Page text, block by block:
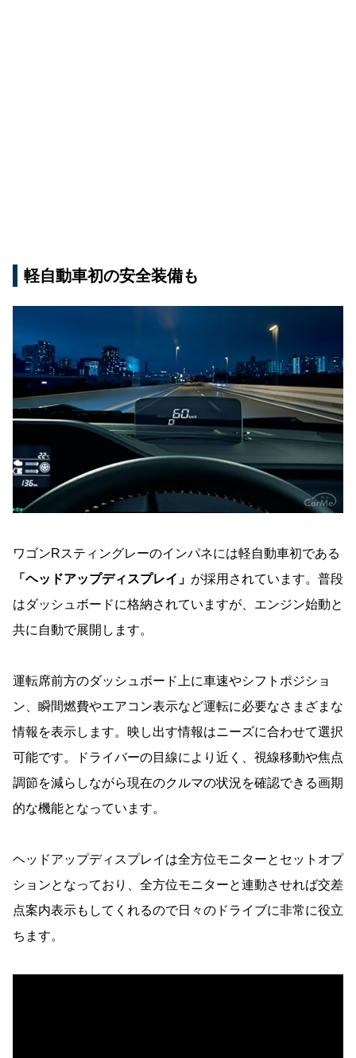
軽自動車初の安全装備も
ワゴンRスティングレーのインパネには軽自動車初である
「ヘッドアップディスプレイ」 が採用されています。普段
はダッシュボードに格納されていますが、エンジン始動と
共に自動で展開します。
運転席前方のダッシュボード上に車速やシフトポジショ
ン、瞬間燃費やエアコン表示など運転に必要なさまざまな
情報を表示します。映し出す情報はニーズに合わせて選択
可能です。ドライバーの目線により近く、視線移動や焦点
調節を減らしながら現在のクルマの状況を確認できる画期
的な機能となっています。
ヘッドアップディスプレイは全方位モニターとセットオプ
ションとなっており、全方位モニターと連動させれば交差
点案内表示もしてくれるので日々のドライブに非常に役立
ちます。